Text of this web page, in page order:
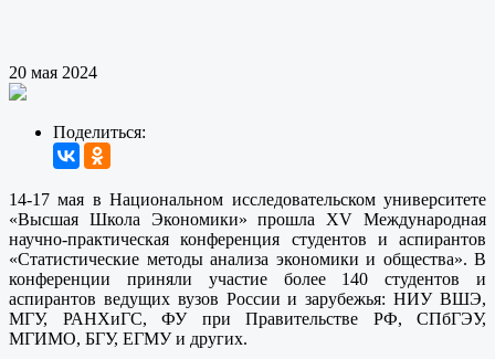
20 мая 2024
Поделиться:
14-17 мая в Национальном исследовательском университете
«Высшая Школа Экономики» прошла XV Международная
научно-практическая конференция студентов и аспирантов
«Статистические методы анализа экономики и общества». В
конференции приняли участие более 140 студентов и
аспирантов ведущих вузов России и зарубежья: НИУ ВШЭ,
МГУ, РАНХиГС, ФУ при Правительстве РФ, СПбГЭУ,
МГИМО, БГУ, ЕГМУ и других.